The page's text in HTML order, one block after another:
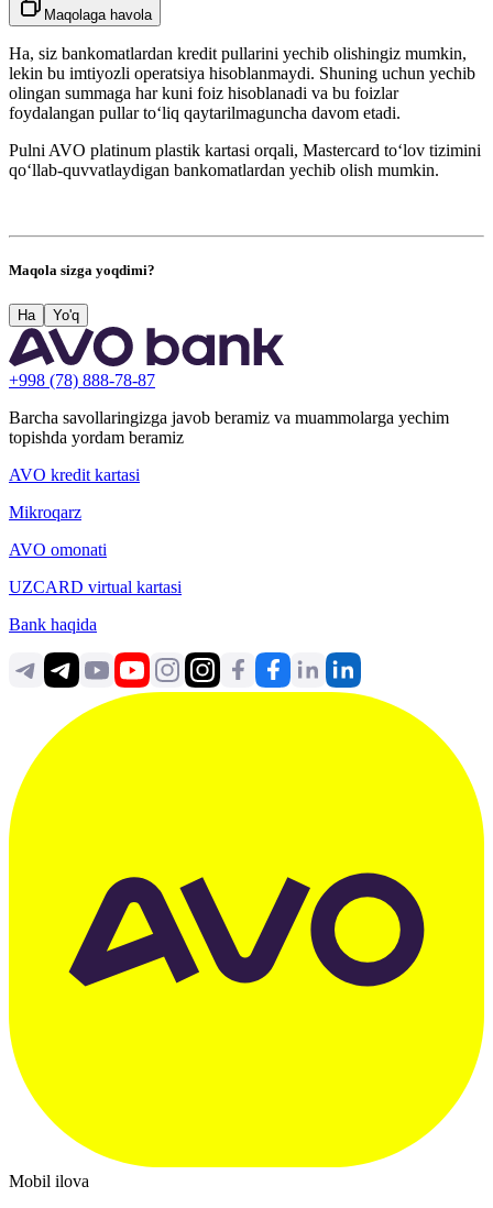
Maqolaga havola
Ha, siz bankomatlardan kredit pullarini yechib olishingiz mumkin,
lekin bu imtiyozli operatsiya hisoblanmaydi. Shuning uchun yechib
olingan summaga har kuni foiz hisoblanadi va bu foizlar
foydalangan pullar to‘liq qaytarilmaguncha davom etadi.
Pulni AVO platinum plastik kartasi orqali, Mastercard to‘lov tizimini
qo‘llab‑quvvatlaydigan bankomatlardan yechib olish mumkin.
Maqola sizga yoqdimi?
Ha Yo'q
+998 (78) 888-78-87
Barcha savollaringizga javob beramiz va muammolarga yechim
topishda yordam beramiz
AVO kredit kartasi
Mikroqarz
AVO omonati
UZCARD virtual kartasi
Bank haqida
Mobil ilova